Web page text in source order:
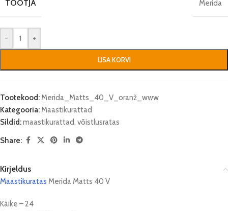
TOOTJA Merida
- +
LISA KORVI
Tootekood:Merida_Matts_40_V_oranž_www
Kategooria:Maastikurattad
Sildid:maastikurattad, võistlusratas
Share:
Kirjeldus
Maastikuratas Merida Matts 40 V
Käike – 24